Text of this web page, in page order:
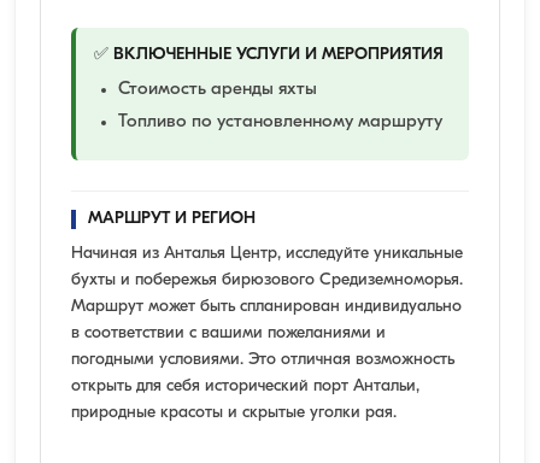
✅ ВКЛЮЧЕННЫЕ УСЛУГИ И МЕРОПРИЯТИЯ
Стоимость аренды яхты
Топливо по установленному маршруту
МАРШРУТ И РЕГИОН
Начиная из Анталья Центр, исследуйте уникальные
бухты и побережья бирюзового Средиземноморья.
Маршрут может быть спланирован индивидуально
в соответствии с вашими пожеланиями и
погодными условиями. Это отличная возможность
открыть для себя исторический порт Антальи,
природные красоты и скрытые уголки рая.